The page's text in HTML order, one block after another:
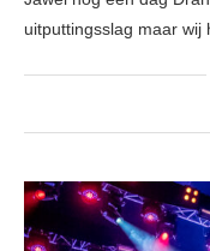
uitputtingsslag maar